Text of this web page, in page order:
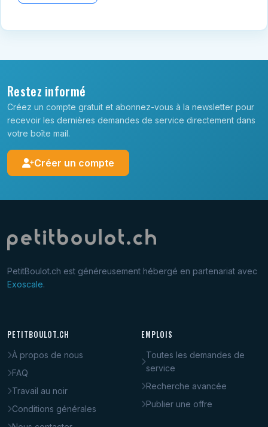
Restez informé
Créez un compte gratuit et abonnez-vous à la newsletter pour
recevoir les dernières demandes de service directement dans
votre boîte mail.
Créer un compte
PetitBoulot.ch est généreusement hébergé en partenariat avec
Exoscale.
PETITBOULOT.CH
À propos de nous
FAQ
Travail au noir
Conditions générales
EMPLOIS
Toutes les demandes de
service
Recherche avancée
Publier une offre